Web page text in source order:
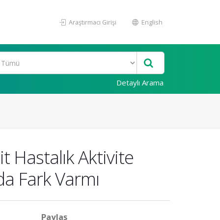
Araştırmacı Girişi English
Detaylı Arama
Hastalık Aktivite
Fark Varmı
Paylaş